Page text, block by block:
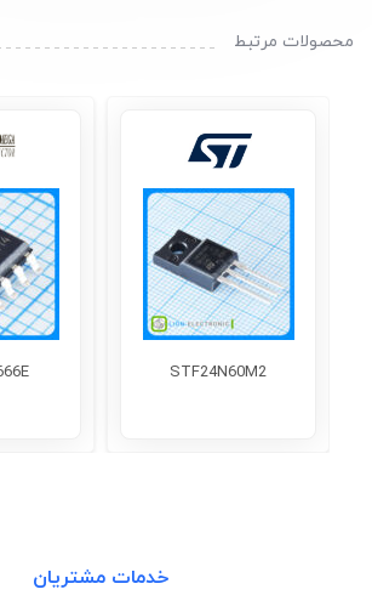
محصولات مرتبط
STF24N60M2
خدمات مشتریان